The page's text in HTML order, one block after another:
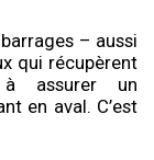
– aussi
qui récupèrent
assurer un
en aval. C’est